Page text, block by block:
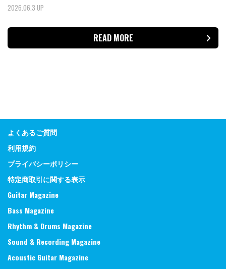
2026.06.3 UP
READ MORE
よくあるご質問
利用規約
プライバシーポリシー
特定商取引に関する表示
Guitar Magazine
Bass Magazine
Rhythm & Drums Magazine
Sound & Recording Magazine
Acoustic Guitar Magazine